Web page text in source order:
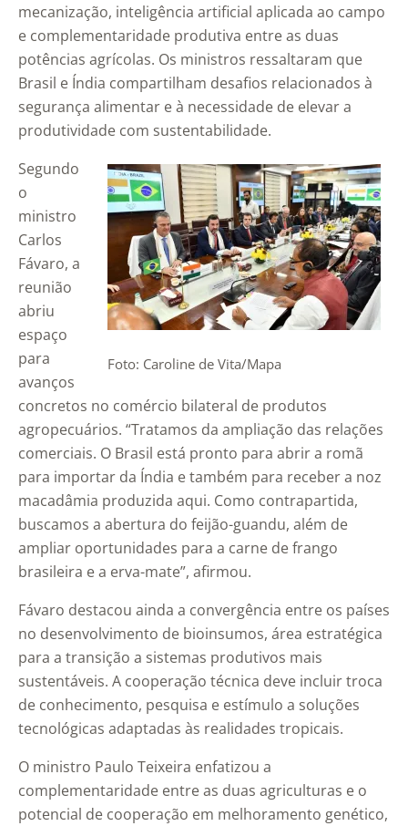
mecanização, inteligência artificial aplicada ao campo
e complementaridade produtiva entre as duas
potências agrícolas. Os ministros ressaltaram que
Brasil e Índia compartilham desafios relacionados à
segurança alimentar e à necessidade de elevar a
produtividade com sustentabilidade.
Foto: Caroline de Vita/Mapa
Segundo
o
ministro
Carlos
Fávaro, a
reunião
abriu
espaço
para
avanços
concretos no comércio bilateral de produtos
agropecuários. “Tratamos da ampliação das relações
comerciais. O Brasil está pronto para abrir a romã
para importar da Índia e também para receber a noz
macadâmia produzida aqui. Como contrapartida,
buscamos a abertura do feijão-guandu, além de
ampliar oportunidades para a carne de frango
brasileira e a erva-mate”, afirmou.
Fávaro destacou ainda a convergência entre os países
no desenvolvimento de bioinsumos, área estratégica
para a transição a sistemas produtivos mais
sustentáveis. A cooperação técnica deve incluir troca
de conhecimento, pesquisa e estímulo a soluções
tecnológicas adaptadas às realidades tropicais.
O ministro Paulo Teixeira enfatizou a
complementaridade entre as duas agriculturas e o
potencial de cooperação em melhoramento genético,